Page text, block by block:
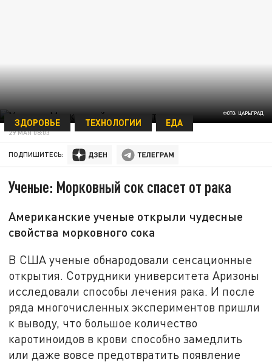
ФОТО: ЦАРЬГРАД
ЗДОРОВЬЕ ТЕХНОЛОГИИ ЕДА
29 МАЯ 08:03
ПОДПИШИТЕСЬ:
Ученые: Морковный сок спасет от рака
Американские ученые открыли чудесные
свойства морковного сока
В США ученые обнародовали сенсационные
открытия. Сотрудники университета Аризоны
исследовали способы лечения рака. И после
ряда многочисленных экспериментов пришли
к выводу, что большое количество
каротиноидов в крови способно замедлить
или даже вовсе предотвратить появление